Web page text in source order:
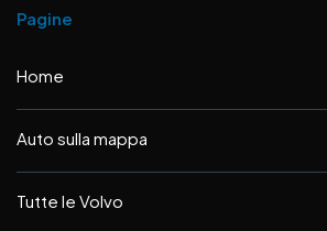
Pagine
Home
Auto sulla mappa
Tutte le Volvo